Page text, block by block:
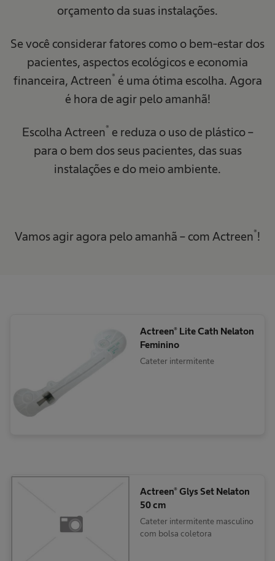
orçamento da suas instalações.
Se você considerar fatores como o bem-estar dos
pacientes, aspectos ecológicos e economia
financeira, Actreen® é uma ótima escolha. Agora
é hora de agir pelo amanhã!
Escolha Actreen® e reduza o uso de plástico –
para o bem dos seus pacientes, das suas
instalações e do meio ambiente.
Vamos agir agora pelo amanhã – com Actreen®!
Actreen® Lite Cath Nelaton
Feminino
Cateter intermitente
Actreen® Glys Set Nelaton
50 cm
Cateter intermitente masculino
com bolsa coletora